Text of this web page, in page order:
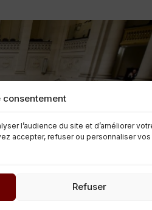
consentement
l’audience du site et d’améliorer
accepter, refuser ou personnaliser vos
Refuser